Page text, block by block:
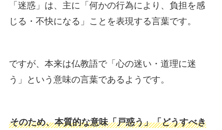
「迷惑」は、主に「何かの行為により、負担を感
じる・不快になる」ことを表現する言葉です。
ですが、本来は仏教語で「心の迷い・道理に迷
う」という意味の言葉であるようです。
そのため、本質的な意味「戸惑う」「どうすべき